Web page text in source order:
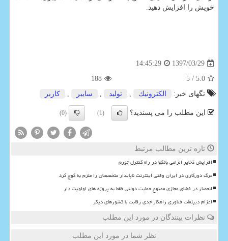
خویش را افزایش دهید.
1397/03/29
14:45:29
5.0
/ 5
188
تگهای خبر:
الكترونیك , تولید , سایبر , كاربر
این مطلب را می پسندید؟ (1)
(0)
تازه ترین مطالب مرتبط
افزایش ذخایر الزامی بانکها در راه کنترل تورم
مرگ دورکاری در ایران وقتی اینترنت ناپایدار متخصصان را ملزم به کوچ کرد
انحصار در فضای مجازی ممنوع حمایت دولتی فقط به پروژه های اولویت دار
اعزام دیپلمات فناوری راهکار جدی رقابت با کشورهای دیگر
نظرات بینندگان در مورد این مطلب
نظر شما در مورد این مطلب